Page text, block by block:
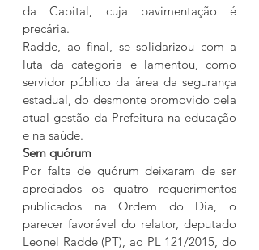
da Capital, cuja pavimentação é
precária.
Radde, ao final, se solidarizou com a
luta da categoria e lamentou, como
servidor público da área da segurança
estadual, do desmonte promovido pela
atual gestão da Prefeitura na educação
e na saúde.
Sem quórum
Por falta de quórum deixaram de ser
apreciados os quatro requerimentos
publicados na Ordem do Dia, o
parecer favorável do relator, deputado
Leonel Radde (PT), ao PL 121/2015, do